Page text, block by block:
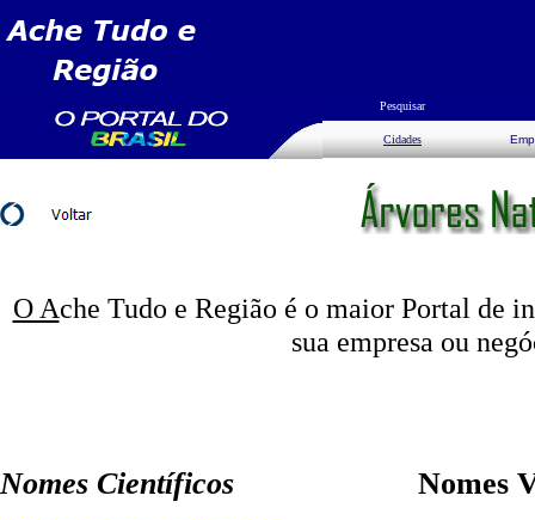
Pesquisar
Cidades
O Ache Tudo e Região é o maior Portal de
sua empresa ou
Nomes Científicos Nomes